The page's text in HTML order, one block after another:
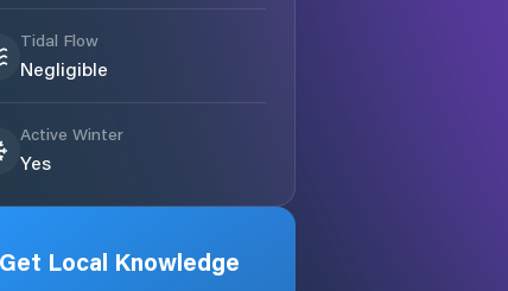
Tidal Flow
Negligible
Active Winter
Yes
Get Local Knowledge